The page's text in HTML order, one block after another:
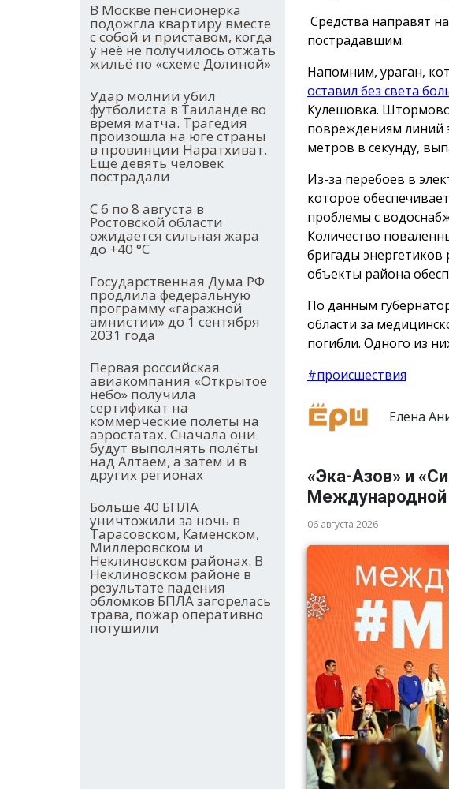
В Москве пенсионерка
подожгла квартиру вместе
с собой и приставом, когда
у неё не получилось отжать
жильё по «схеме Долиной»
Удар молнии убил
футболиста в Таиланде во
время матча. Трагедия
произошла на юге страны
в провинции Наратхиват.
Ещё девять человек
пострадали
С 6 по 8 августа в
Ростовской области
ожидается сильная жара
до +40 °С
Государственная Дума РФ
продлила федеральную
программу «гаражной
амнистии» до 1 сентября
2031 года
Первая российская
авиакомпания «Открытое
небо» получила
сертификат на
коммерческие полёты на
аэростатах. Сначала они
будут выполнять полёты
над Алтаем, а затем и в
других регионах
Больше 40 БПЛА
уничтожили за ночь в
Тарасовском, Каменском,
Миллеровском и
Неклиновском районах. В
Неклиновском районе в
результате падения
обломков БПЛА загорелась
трава, пожар оперативно
потушили
Средства направят
пострадавшим.
Напомним, ураган,
оставил без света
Кулешовка.
повреждениям линий
метров в секунду,
Из-за перебоев в
которое
проблемы с
Количество
бригады энергетиков
объекты района
По данным
области за
погибли. Одного из
#происшествия
Елена
«Эка-Азов» и
06 августа 2026